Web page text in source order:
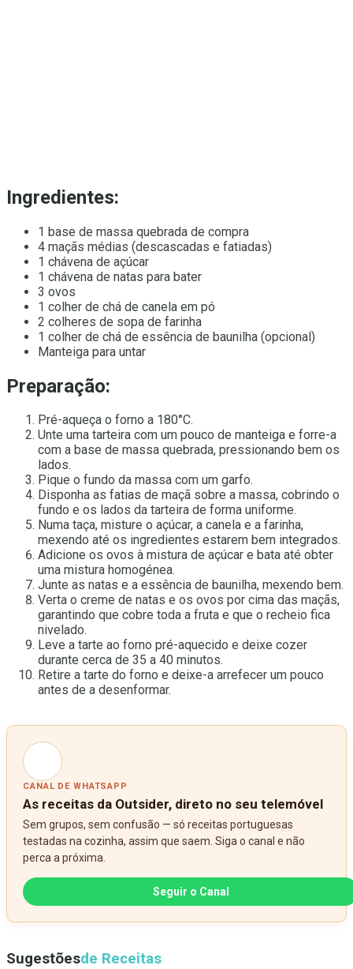
Ingredientes:
1 base de massa quebrada de compra
4 maçãs médias (descascadas e fatiadas)
1 chávena de açúcar
1 chávena de natas para bater
3 ovos
1 colher de chá de canela em pó
2 colheres de sopa de farinha
1 colher de chá de essência de baunilha (opcional)
Manteiga para untar
Preparação:
Pré-aqueça o forno a 180°C.
Unte uma tarteira com um pouco de manteiga e forre-a
com a base de massa quebrada, pressionando bem os
lados.
Pique o fundo da massa com um garfo.
Disponha as fatias de maçã sobre a massa, cobrindo o
fundo e os lados da tarteira de forma uniforme.
Numa taça, misture o açúcar, a canela e a farinha,
mexendo até os ingredientes estarem bem integrados.
Adicione os ovos à mistura de açúcar e bata até obter
uma mistura homogénea.
Junte as natas e a essência de baunilha, mexendo bem.
Verta o creme de natas e os ovos por cima das maçãs,
garantindo que cobre toda a fruta e que o recheio fica
nivelado.
Leve a tarte ao forno pré-aquecido e deixe cozer
durante cerca de 35 a 40 minutos.
Retire a tarte do forno e deixe-a arrefecer um pouco
antes de a desenformar.
CANAL DE WHATSAPP
As receitas da Outsider, direto no seu telemóvel
Sem grupos, sem confusão — só receitas portuguesas
testadas na cozinha, assim que saem. Siga o canal e não
perca a próxima.
Seguir o Canal
Sugestõesde Receitas